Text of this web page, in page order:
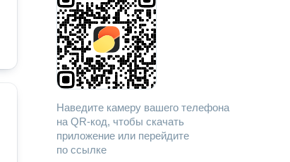
Наведите камеру вашего телефона
на QR-код, чтобы скачать
приложение или перейдите
по ссылке